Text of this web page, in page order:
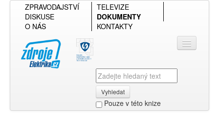
ZPRAVODAJSTVÍ
TELEVIZE
DISKUSE
DOKUMENTY
O NÁS
KONTAKTY
Vyhledat
Pouze v této knize